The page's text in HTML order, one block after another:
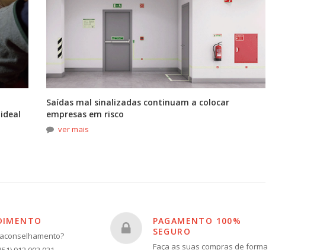
Saídas mal sinalizadas continuam a colocar
empresas em risco
ver mais
PAGAMENTO 100%
SEGURO
Faça as suas compras de forma